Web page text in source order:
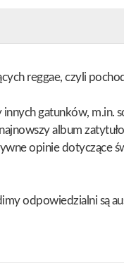
reggae, czyli
gatunków, m.in.
album
opinie dotyczące
odpowiedzialni są